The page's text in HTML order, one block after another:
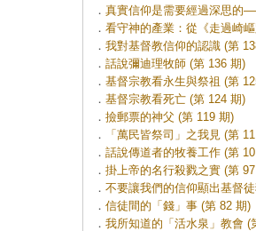
． 真實信仰是需要經過深思的
． 看守神的產業：從《走過崎
． 我對基督教信仰的認識 (第
． 話說彌迪理牧師 (第 136 期)
． 基督宗教看永生與祭祖 (第
． 基督宗教看死亡 (第 124 期)
． 撿郵票的神父 (第 119 期)
．
「萬民皆祭司」之我見 (第
． 話說傳道者的牧養工作 (第
． 掛上帝的名行殺戮之實 (第
． 不要讓我們的信仰顯出基督
． 信徒間的「錢」事 (第 82 期)
． 我所知道的「活水泉」教會 (